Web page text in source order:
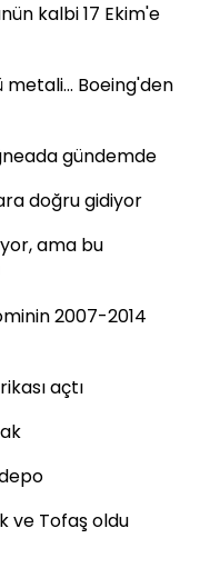
kalbi 17 Ekim'e
metali... Boeing'den
gündemde
doğru gidiyor
ama bu
2007-2014
açtı
ve Tofaş oldu